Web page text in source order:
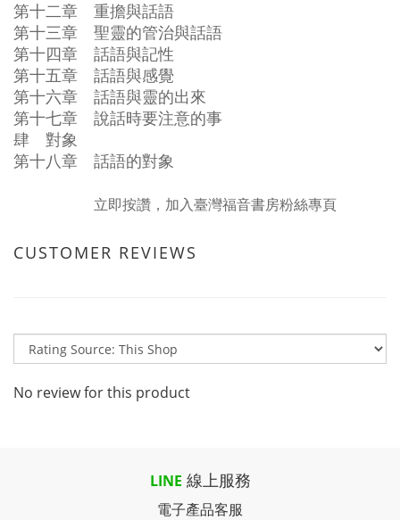
第十二章 重擔與話語
第十三章 聖靈的管治與話語
第十四章 話語與記性
第十五章 話語與感覺
第十六章 話語與靈的出來
第十七章 說話時要注意的事
肆 對象
第十八章 話語的對象
立即按讚，加入臺灣福音書房粉絲專頁
CUSTOMER REVIEWS
No review for this product
LINE 線上服務
電子產品客服